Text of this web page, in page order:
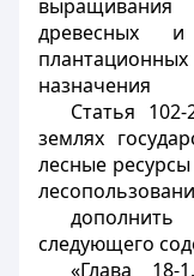
древесных
назначения
Статья
землях
лесные
следующего
«Глава 18-